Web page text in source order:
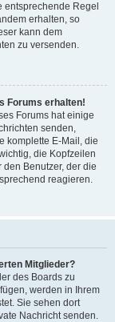
entsprechende Regel
erhalten, so
kann dem
zu versenden.
Forums erhalten!
Forums hat einige
senden,
komplette E-Mail, die
die Kopfzeilen
Benutzer, der die
reagieren.
Mitglieder?
des Boards zu
werden in Ihrem
Sie sehen dort
Nachricht senden.